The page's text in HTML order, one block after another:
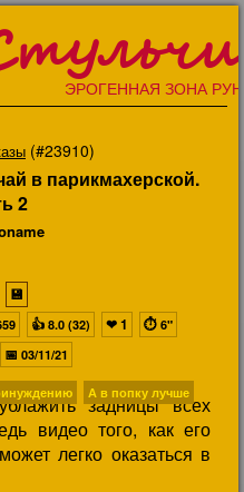
ЭРОГЕННАЯ ЗОНА
(#23910)
в парикмахерской.
2
задницы всех
видео того, как его
легко оказаться в
💾
👍 8.0 (32) ❤1 ⏱ 6"
📅 03/11/21
А в попку лучше